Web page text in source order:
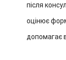
після
оцінює
допомагає